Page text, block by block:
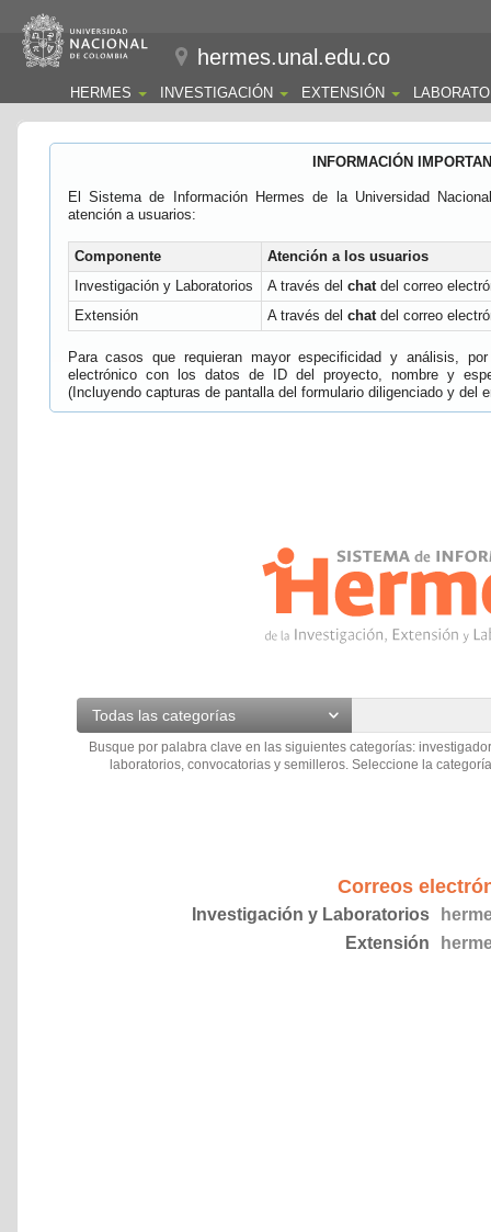
hermes.unal.edu.co
HERMES INVESTIGACIÓN EXTENSIÓN
INFORMACIÓN
El Sistema de Información Hermes de la Universidad
atención a usuarios:
Componente
Atención a los usuarios
Investigación y Laboratorios
A través del chatdel correo
Extensión
A través del chatdel correo
Para casos que requieran mayor especificidad y análisis,
electrónico con los datos de ID del proyecto, nombre y
(Incluyendo capturas de pantalla del formulario diligenciado y del
Todas las categorías
Busque por palabra clave en las siguientes categorías:
laboratorios, convocatorias y semilleros. Seleccione la
Correos
Investigación y Laboratorios
Extensión